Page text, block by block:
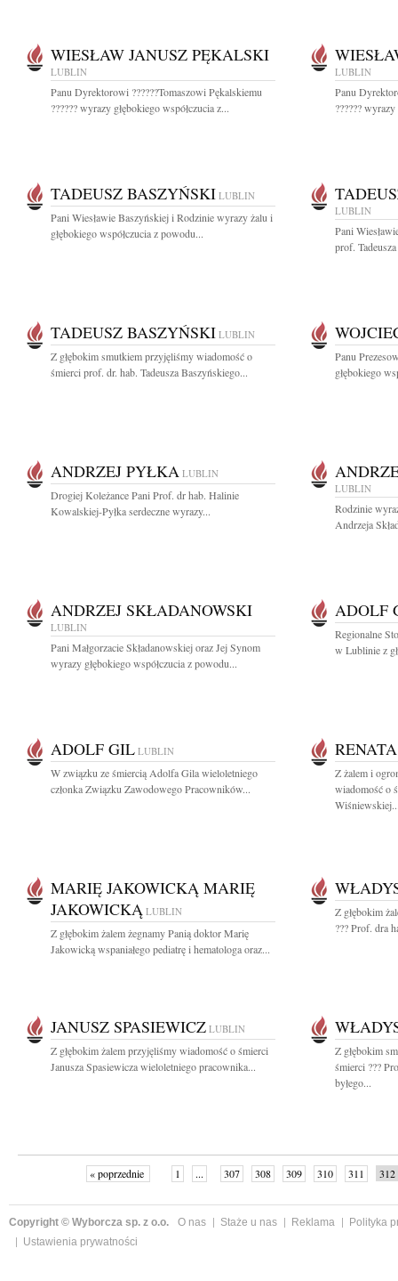
WIESŁAW JANUSZ PĘKALSKI
LUBLIN
Panu Dyrektorowi ??????Tomaszowi Pękalskiemu
?????? wyrazy głębokiego współczucia z...
LUBLIN
Panu
??????
TADEUSZ BASZYŃSKI LUBLIN
Pani Wiesławie Baszyńskiej i Rodzinie wyrazy żalu i
głębokiego współczucia z powodu...
LUBLIN
Pani
prof.
TADEUSZ BASZYŃSKI LUBLIN
Z głębokim smutkiem przyjęliśmy wiadomość o
śmierci prof. dr. hab. Tadeusza Baszyńskiego...
Panu
głębokiego
ANDRZEJ PYŁKA LUBLIN
Drogiej Koleżance Pani Prof. dr hab. Halinie
Kowalskiej-Pyłka serdeczne wyrazy...
LUBLIN
Rodzinie
Andrzeja
ANDRZEJ SKŁADANOWSKI
LUBLIN
Pani Małgorzacie Składanowskiej oraz Jej Synom
wyrazy głębokiego współczucia z powodu...
ADOLF
Regionalne
w Lublinie z
ADOLF GIL LUBLIN
W związku ze śmiercią Adolfa Gila wieloletniego
członka Związku Zawodowego Pracowników...
Z żalem i
wiadomość o
MARIĘ JAKOWICKĄ MARIĘ
JAKOWICKĄ LUBLIN
Z głębokim żalem żegnamy Panią doktor Marię
Jakowicką wspaniałego pediatrę i hematologa oraz...
Z głębokim
??? Prof. dra
JANUSZ SPASIEWICZ LUBLIN
Z głębokim żalem przyjęliśmy wiadomość o śmierci
Janusza Spasiewicza wieloletniego pracownika...
Z głębokim
śmierci ???
byłego...
« poprzednie 1 ... 307 308 309 310 311 312
Copyright © Wyborcza sp. z o.o. O nas Staże u nas Reklama
Polityka
Ustawienia prywatności